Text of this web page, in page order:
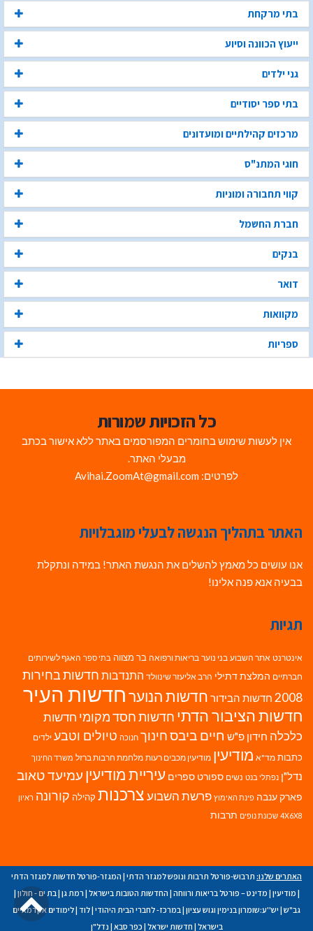
בתי מרקחת
ייעוץ הכוונה וסיוע
גני ילדים
בתי ספר יסודיים
מרכזים קהילתיים ומועדונים
חוגי המתנ"ס
קווי תחבורה ומוניות
חברת החשמל
בנקים
דואר
מקוואות
ספריות
כל הזכויות שמורות
אין לעשות שימוש בחומרים המפורסמים באתר ללא אישור בכתב
מבעלי האתר.
לפרטים: Avihai.ZoomAt@gmail.com
האתר בתהליך הנגשה לבעלי מוגבלויות
אנו עושים כל מאמץ להשלים את הנגשת האתר! במידה ונתקלת
בבעיה אנא פנה אלינו!
תגיות
אינטרנט אתר השבוע בני נוער בריאות ורפואה בר מצווה בתי ספר האגף לשירותים
חברתיים המלצת דתילי הרב אליעזר שינוולד התנדבות חדשות בחירות
2008 חדשות הבידור חדשות הנוערחדשות העיר
חדשות הציבור הדתי חדשות חסד מקומי חדשות
כלכלה חידון פ"ש חיים ביבסחינוך חנוכה טיולים וטבע ילדים
כתבות מד"א מודיעין מודיעין מכבים רעות מלחמת חרבות ברזל משרד החינוך
נדל"ן נפתלי בנט נשים ספורט ספרים עיריית מודיעין עמיעד טאוב
פארק ענבה פינת האימוץ פרשת השבועצרכנות קהילה קורונה ראיון
4X6X8 שכונת נופים תרבות
האתרים שלנו: תרבוש-פורטל תרבות ונופש למגזר הדתי | המגזר-פורטל חדשות למגזר הדתי
| מודיעין | מדינט – פורטל בריאות ורווחה | החדשות הטובות בישראל | רמת גן | בת ים - חולון|
גב"ש | יש''ע:שומרון בנימין וגוש עציון | במרכז- לחברי הבית היהודי |לוד |לימודים אקדמאיים
בישראל | חדשות ישראל | כפר סבא | נדל"ן